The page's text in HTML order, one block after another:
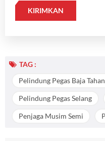
TAG :
Pelindung Pegas Baja
Pelindung Pegas Selang
Penjaga Musim Semi